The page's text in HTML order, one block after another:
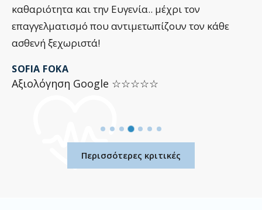
μέχρι τον
τον κάθε
Με χαλαρωτική μουσική
πονάς αν νιώθεις καλά ή
FANI PARTHENIOU
Περισσότερες κριτικές